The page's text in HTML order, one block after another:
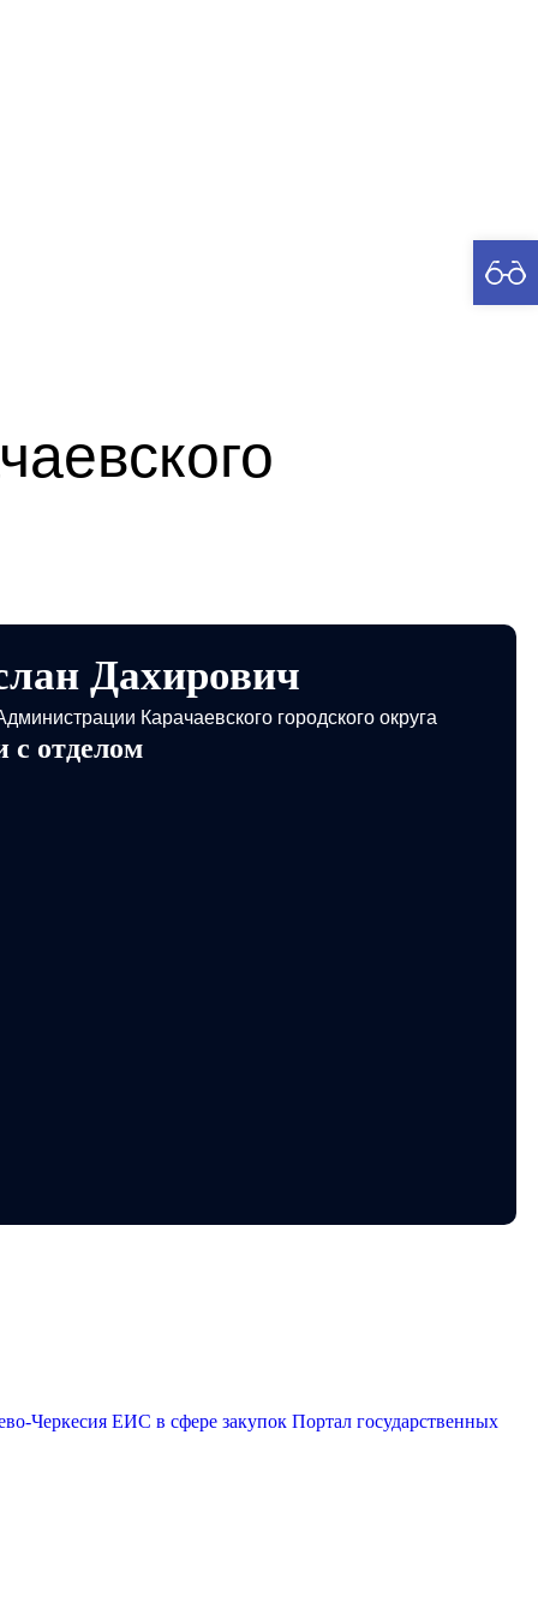
Дахирович
Карачаевского городского округа
с отделом
Черкесия ЕИС в сфере закупок Портал государственных